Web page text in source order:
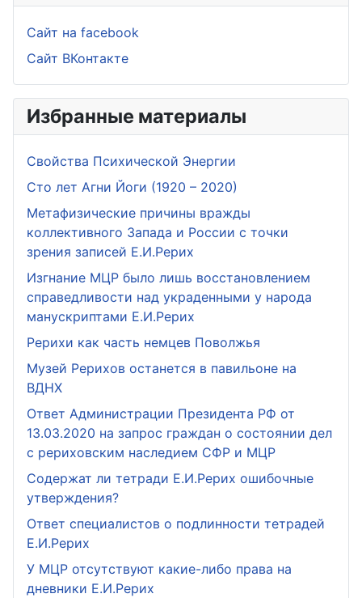
Сайт на facebook
Сайт ВКонтакте
Избранные материалы
Свойства Психической Энергии
Сто лет Агни Йоги (1920 – 2020)
Метафизические причины вражды
коллективного Запада и России с точки
зрения записей Е.И.Рерих
Изгнание МЦР было лишь восстановлением
справедливости над украденными у народа
манускриптами Е.И.Рерих
Рерихи как часть немцев Поволжья
Музей Рерихов останется в павильоне на
ВДНХ
Ответ Администрации Президента РФ от
13.03.2020 на запрос граждан о состоянии дел
с рериховским наследием СФР и МЦР
Содержат ли тетради Е.И.Рерих ошибочные
утверждения?
Ответ специалистов о подлинности тетрадей
Е.И.Рерих
У МЦР отсутствуют какие-либо права на
дневники Е.И.Рерих